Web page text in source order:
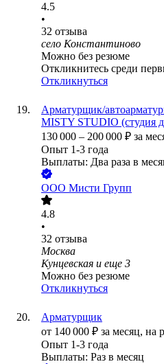
4.5
•
32 отзыва
село Константиново
Можно без резюме
Откликнитесь среди
Откликнуться
Арматурщик/
MISTY STUDIO (студия
130 000 – 200 000 ₽ за
Опыт 1-3 года
Выплаты: Два раза в
ООО Мисти Групп
4.8
•
32 отзыва
Москва
Кунцевская и еще 3
Можно без резюме
Откликнуться
Арматурщик
от 140 000 ₽ за месяц, на
Опыт 1-3 года
Выплаты: Раз в месяц